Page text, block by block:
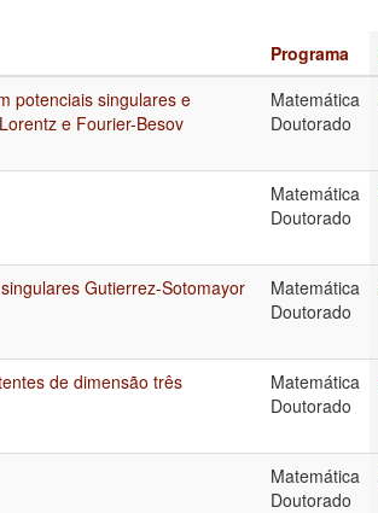
Programa
potenciais singulares e
e Fourier-Besov
Matemática
Doutorado
Matemática
Doutorado
Gutierrez-Sotomayor
Matemática
Doutorado
de dimensão três
Matemática
Doutorado
Matemática
Doutorado